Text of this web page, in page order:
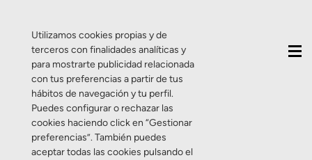
Etiqueta:verano
Utilizamos cookies propias y de
terceros con finalidades analíticas y
para mostrarte publicidad relacionada
con tus preferencias a partir de tus
hábitos de navegación y tu perfil.
Puedes configurar o rechazar las
cookies haciendo click en “Gestionar
preferencias”. También puedes
aceptar todas las cookies pulsando el